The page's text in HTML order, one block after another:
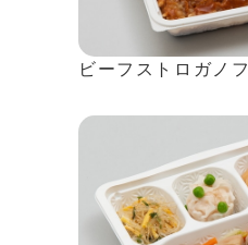
ビーフストロガノフ